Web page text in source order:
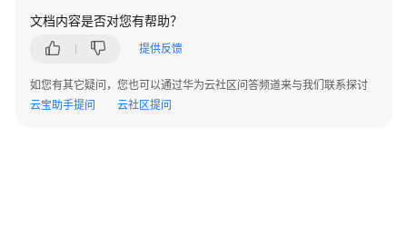
权
限
授
权
文档内容是否对您有帮助？
提供反馈
如您有其它疑问，您也可以通过华为云社区问答频道来与我们联系探讨
云宝助手提问
云社区提问